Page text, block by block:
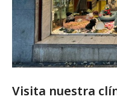
Visita nuestra